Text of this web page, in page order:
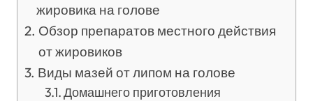
жировика на голове
Обзор препаратов местного действия
от жировиков
Виды мазей от липом на голове
Домашнего приготовления